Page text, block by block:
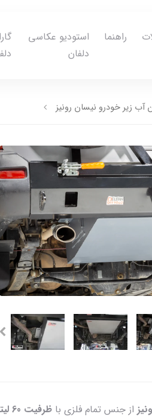
راهنما
استودیو عکاسی
دلفان
آب زیر خودرو نیسان رونیز
از جنس تمام فلزی با ظرفیت 60 لیتر